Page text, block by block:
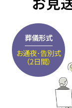
葬儀形式
お通夜･告別式
（2日間）